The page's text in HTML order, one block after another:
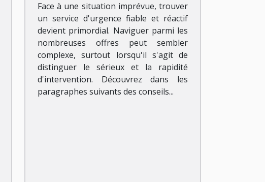
Face à une situation imprévue, trouver
un service d'urgence fiable et réactif
devient primordial. Naviguer parmi les
nombreuses offres peut sembler
complexe, surtout lorsqu'il s'agit de
distinguer le sérieux et la rapidité
d'intervention. Découvrez dans les
paragraphes suivants des conseils...